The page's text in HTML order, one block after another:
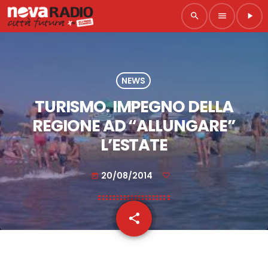
search menu play_arrow
NEWS
TURISMO. IMPEGNO DELLA
REGIONE AD “ALLUNGARE”
L’ESTATE
today 20/08/2014
share
email